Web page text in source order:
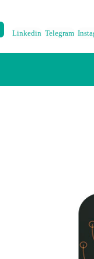
Linkedin Telegram